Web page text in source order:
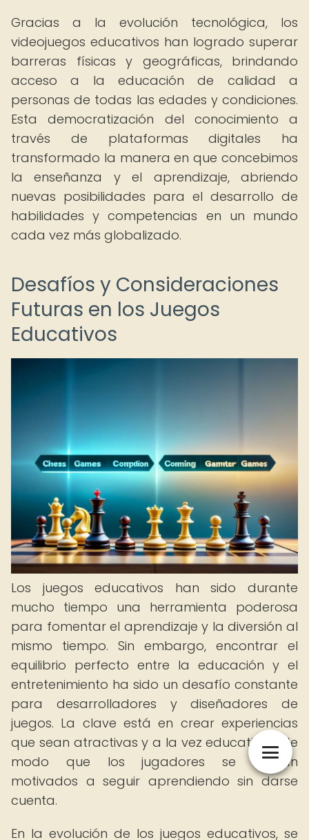
Gracias a la evolución tecnológica, los
videojuegos educativos han logrado superar
barreras físicas y geográficas, brindando
acceso a la educación de calidad a
personas de todas las edades y condiciones.
Esta democratización del conocimiento a
través de plataformas digitales ha
transformado la manera en que concebimos
la enseñanza y el aprendizaje, abriendo
nuevas posibilidades para el desarrollo de
habilidades y competencias en un mundo
cada vez más globalizado.
Desafíos y Consideraciones
Futuras en los Juegos
Educativos
Los juegos educativos han sido durante
mucho tiempo una herramienta poderosa
para fomentar el aprendizaje y la diversión al
mismo tiempo. Sin embargo, encontrar el
equilibrio perfecto entre la educación y el
entretenimiento ha sido un desafío constante
para desarrolladores y diseñadores de
juegos. La clave está en crear experiencias
que sean atractivas y a la vez educativas, de
modo que los jugadores se sientan
motivados a seguir aprendiendo sin darse
cuenta.
En la evolución de los juegos educativos, se